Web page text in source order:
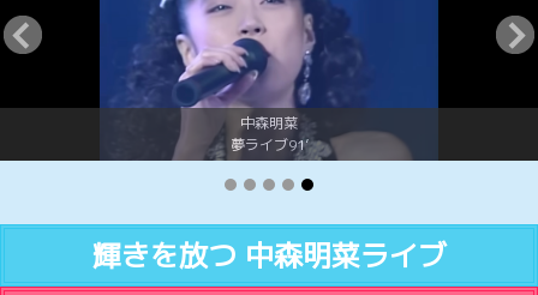
RKKライブカメラ
NPO団体を設立します
ひと休みのコーナー
中森明菜
夢ライブ91’
輝きを放つ 中森明菜ライブ